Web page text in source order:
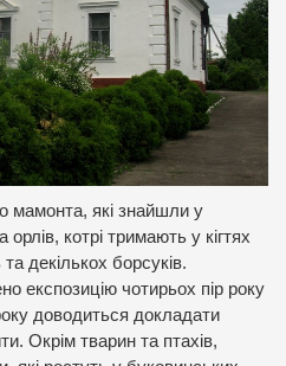
мамонта, які знайшли у
котрі тримають у кігтях
декількох борсуків.
експозицію чотирьох пір року
доводиться докладати
Окрім тварин та птахів,